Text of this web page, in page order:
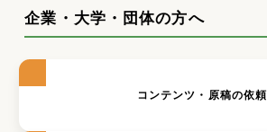
企業・大学・団体の方へ
コンテンツ・原稿の依頼